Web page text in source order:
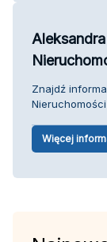
Znajdź
Więcej